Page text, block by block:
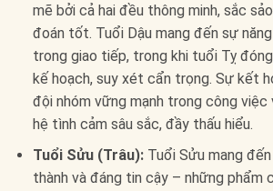
mẽ bởi cả hai đều thông minh, sắc
đoán tốt. Tuổi Dậu mang đến sự
trong giao tiếp, trong khi tuổi Tỵ
kế hoạch, suy xét cẩn trọng. Sự kết
đội nhóm vững mạnh trong công việc
hệ tình cảm sâu sắc, đầy thấu hiểu.
Tuổi Sửu (Trâu):Tuổi Sửu mang đến
thành và đáng tin cậy – những phẩm